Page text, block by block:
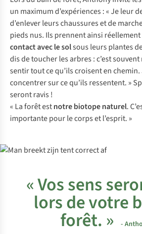
un maximum d’expériences : « Je leur
d’enlever leurs chaussures et de
pieds nus. Ils prennent ainsi
contact avec le solsous leurs plantes
dis de toucher les arbres : c’est
sentir tout ce qu’ils croisent en chemin.
concentrer sur ce qu’ils ressentent. »
seront ravis !
« La forêt estnotre biotope naturel.
importante pour le corps et l’esprit. »
« Vos sens
lors de votre
forêt. » -